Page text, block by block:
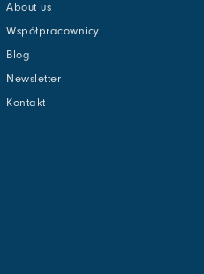
About us
Współpracownicy
Blog
Newsletter
Kontakt